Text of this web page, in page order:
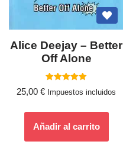
Alice Deejay – Better
Off Alone
con
25,00 € Impuestos incluidos
Añadir al carrito